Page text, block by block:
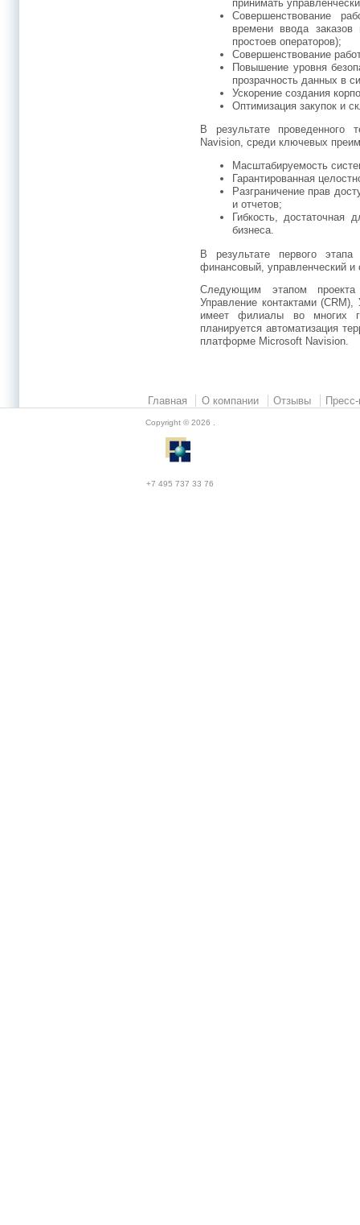
принимать
Совершенствование
времени ввода
простоев операторов);
Совершенствование
Повышение уровня
прозрачность данных в
Ускорение создания
Оптимизация закупок и
В результате проведенного
Navision, среди ключевых
Масштабируемость
Гарантированная
Разграничение прав
и отчетов;
Гибкость, достаточная
бизнеса.
В результате первого этапа
финансовый, управленческий и
Следующим этапом
Управление контактами
имеет филиалы во многих
планируется автоматизация
платформе Microsoft Navision.
Главная О компании Отзывы
Copyright © 2026 .
+7 495 737 33 76